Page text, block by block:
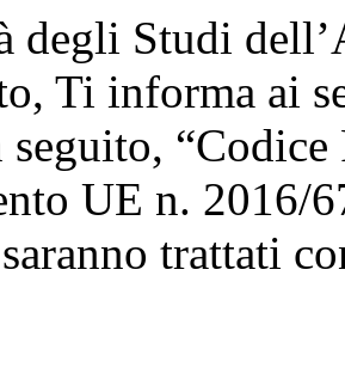
degli Studi
Ti informa ai
“Codice
UE n. 2016/
trattati